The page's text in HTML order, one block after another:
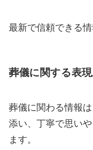
最新で信頼できる
葬儀に関する表
葬儀に関わる情報
添い、丁寧で思い
ます。